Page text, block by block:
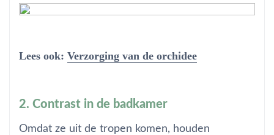
Lees ook: Verzorging van de orchidee
2. Contrast in de badkamer
Omdat ze uit de tropen komen, houden